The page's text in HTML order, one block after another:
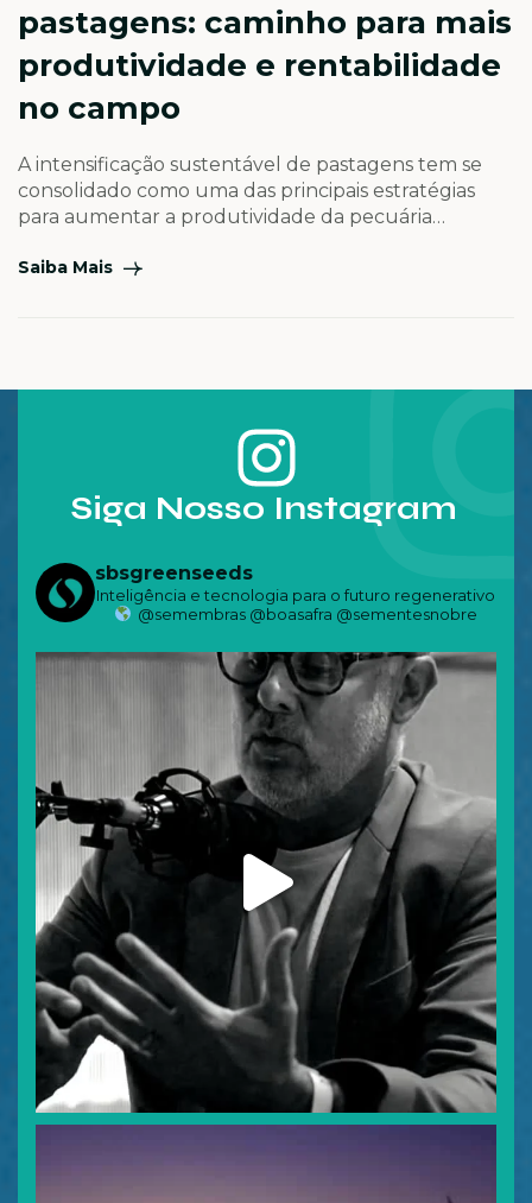
pastagens: caminho para mais
produtividade e rentabilidade
no campo
A intensificação sustentável de pastagens tem se
consolidado como uma das principais estratégias
para aumentar a produtividade da pecuária
Quando planejada e executada de forma
Saiba Mais
Siga Nosso Instagram
sbsgreenseeds
Inteligência e tecnologia para o futuro regenerativo
@semembras @boasafra @sementesnobre